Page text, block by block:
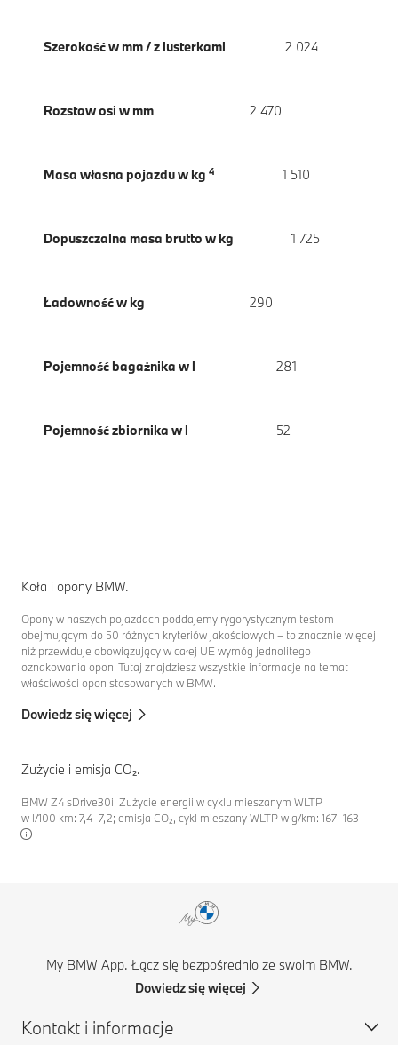
Szerokość w mm / z lusterkami 2 024
Rozstaw osi w mm 2 470
Masa własna pojazdu w kg 4 1 510
Dopuszczalna masa brutto w kg 1 725
Ładowność w kg 290
Pojemność bagażnika w l 281
Pojemność zbiornika w l 52
Koła i opony BMW.
Opony w naszych pojazdach poddajemy rygorystycznym testom
obejmującym do 50 różnych kryteriów jakościowych – to znacznie więcej
niż przewiduje obowiązujący w całej UE wymóg jednolitego
oznakowania opon. Tutaj znajdziesz wszystkie informacje na temat
właściwości opon stosowanych w BMW.
Dowiedz się więcej
Zużycie i emisja CO₂.
BMW Z4 sDrive30i: Zużycie energii w cyklu mieszanym WLTP
w l/100 km: 7,4–7,2; emisja CO₂, cykl mieszany WLTP w g/km: 167–163
My BMW App. Łącz się bezpośrednio ze swoim BMW.
Dowiedz się więcej
Kontakt i informacje